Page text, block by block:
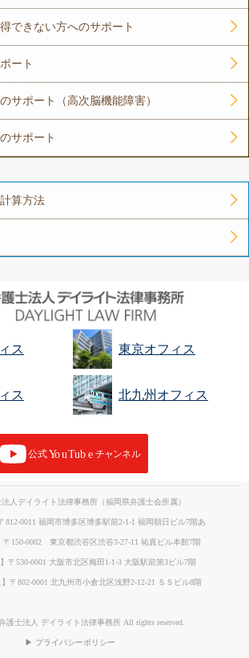
できない方へのサポート
ート
サポート（高次脳機能障害）
サポート
算方法
ス 東京オフィス
ス 北九州オフィス
人デイライト法律事務所（福岡県弁護士会所属）
812-0011 福岡市博多区博多駅前2-1-1 福岡朝日ビル7階あ
〒150-0002 東京都渋谷区渋谷3-27-11 祐真ビル本館7階
〒530-0001 大阪市北区梅田1-1-3 大阪駅前第3ビル7階
】〒802-0001 北九州市小倉北区浅野2-12-21 ＳＳビル8階
護士法人 デイライト法律事務所 All rights reserved.
▶ プライバシーポリシー